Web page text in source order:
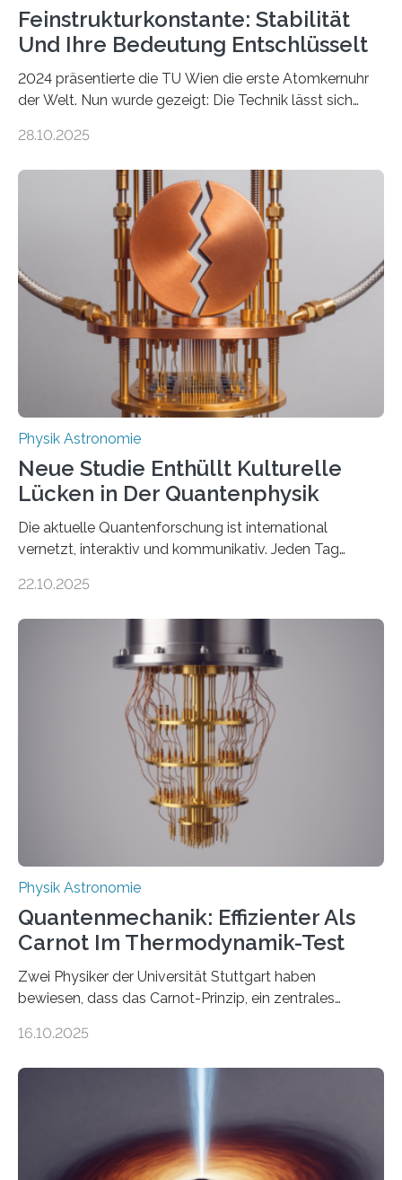
Feinstrukturkonstante: Stabilität
Und Ihre Bedeutung Entschlüsselt
2024 präsentierte die TU Wien die erste Atomkernuhr
der Welt. Nun wurde gezeigt: Die Technik lässt sich
fundamentalen Physik nachzugehen. Thorium-
Messungen verwenden. Das hatte man jahrzehntelang
vermutet, weltweit war nach den passenden
Atomkern-Zuständen gesucht worden, 2024 gelang
einem Team der TU Wien mit Unterstützung
internationaler Partner der entscheidende Durchbruch:
Der lange diskutierte Thorium-Kernübergang wurde
gefunden. Kurz darauf konnte man zeigen, dass sich
Thorium tatsächlich nutzen lässt, um hochpräzise…
28.10.2025
Physik Astronomie
Neue Studie Enthüllt Kulturelle
Lücken in Der Quantenphysik
Die aktuelle Quantenforschung ist international
vernetzt, interaktiv und kommunikativ. Jeden Tag
oft von Autor*innen, die eng zusammenarbeiten. Neue
werden schnell weiterentwickelt. Dies ist der Alltag in
der Forschung der Quantentheorie, die dieses Jahr 100
Jahre alt geworden ist, weshalb die UNESCO 2025 zum
Internationalen Jahr der Quantenwissenschaft und -
technologie ausgerufen hat. Doch nun hat eine
internationale Forschungsgruppe um den
22.10.2025
Physik Astronomie
Quantenmechanik: Effizienter Als
Carnot Im Thermodynamik-Test
Zwei Physiker der Universität Stuttgart haben
bewiesen, dass das Carnot-Prinzip, ein zentrales
Größenordnung von Atomen gilt, deren physikalische
Quantenmotoren voranbringen. Das
Wissenschaftsjournal Science Advances veröffentlichte
die Herleitung. (DOI: 10.1126/sciadv.adw8462)
16.10.2025